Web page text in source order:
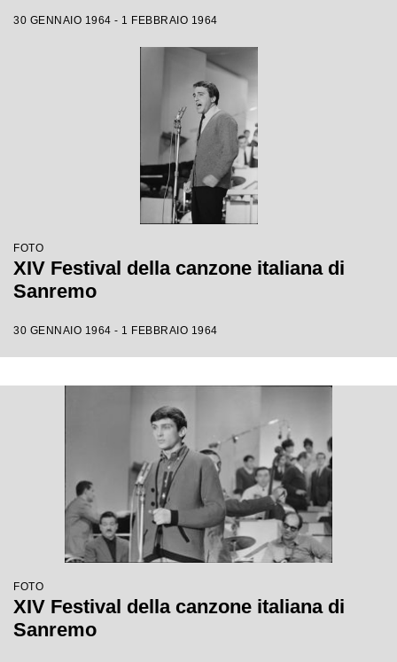
30 GENNAIO 1964 - 1 FEBBRAIO 1964
FOTO
XIV Festival della canzone italiana di
Sanremo
30 GENNAIO 1964 - 1 FEBBRAIO 1964
FOTO
XIV Festival della canzone italiana di
Sanremo